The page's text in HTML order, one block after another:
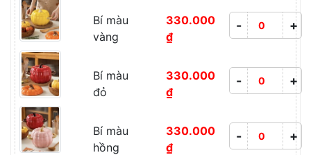
Bí màu
vàng
330.000
₫
- +
Bí màu
đỏ
330.000
₫
- +
Bí màu
hồng
330.000
₫
- +